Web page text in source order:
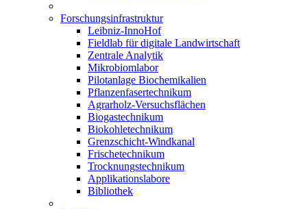
Forschungsinfrastruktur
Leibniz-InnoHof
Fieldlab für digitale Landwirtschaft
Zentrale Analytik
Mikrobiomlabor
Pilotanlage Biochemikalien
Pflanzenfasertechnikum
Agrarholz-Versuchsflächen
Biogastechnikum
Biokohletechnikum
Grenzschicht-Windkanal
Frischetechnikum
Trocknungstechnikum
Applikationslabore
Bibliothek